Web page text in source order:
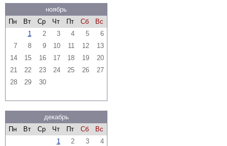
ноябрь
Пн
Вт Ср Чт Пт Сб
Вс
1
2 3 4 5
6
7
8 9 10 11 12
13
14
15 16 17 18 19
20
21
22 23 24 25 26
27
28
29 30
декабрь
Пн
Вт Ср Чт Пт Сб
Вс
1
2 3
4